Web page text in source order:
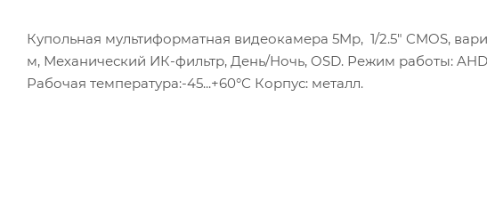
Купольная мультиформатная видеокамера 5Mp, 1/2.5" CMOS,
м, Механический ИК-фильтр, День/Ночь, OSD. Режим работы:
Рабочая температура:-45...+60°С Корпус: металл.